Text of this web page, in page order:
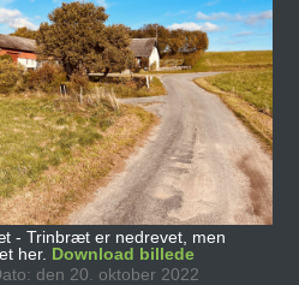
- Trinbræt er nedrevet, men
her. Download billede
den 20. oktober 2022